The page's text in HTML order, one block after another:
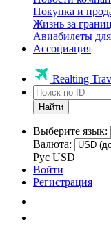
Покупка и
Жизнь за
Авиабилеты
Ассоциация
Realting
Найти
Выберите язык:
Валюта:
Рус USD
Войти
Регистрация